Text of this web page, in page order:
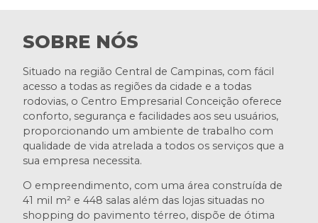
SOBRE NÓS
Situado na região Central de Campinas, com fácil
acesso a todas as regiões da cidade e a todas
rodovias, o Centro Empresarial Conceição oferece
conforto, segurança e facilidades aos seu usuários,
proporcionando um ambiente de trabalho com
qualidade de vida atrelada a todos os serviços que a
sua empresa necessita.
O empreendimento, com uma área construída de
41 mil m² e 448 salas além das lojas situadas no
shopping do pavimento térreo, dispõe de ótima